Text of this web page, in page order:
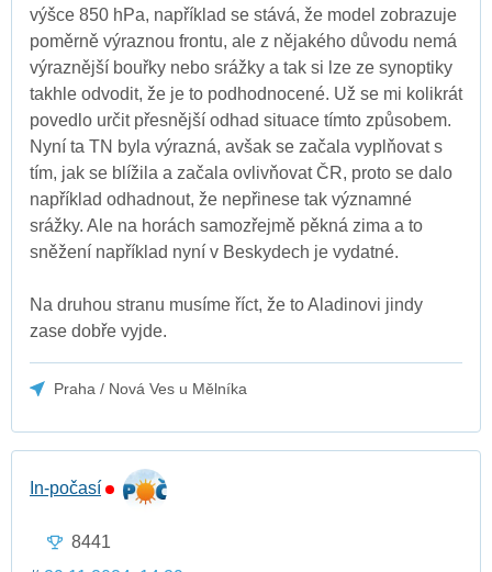
výšce 850 hPa, například se stává, že model zobrazuje
poměrně výraznou frontu, ale z nějakého důvodu nemá
výraznější bouřky nebo srážky a tak si lze ze synoptiky
takhle odvodit, že je to podhodnocené. Už se mi kolikrát
povedlo určit přesnější odhad situace tímto způsobem.
Nyní ta TN byla výrazná, avšak se začala vyplňovat s
tím, jak se blížila a začala ovlivňovat ČR, proto se dalo
například odhadnout, že nepřinese tak významné
srážky. Ale na horách samozřejmě pěkná zima a to
sněžení například nyní v Beskydech je vydatné.
Na druhou stranu musíme říct, že to Aladinovi jindy
zase dobře vyjde.
Praha / Nová Ves u Mělníka
In-počasí
8441